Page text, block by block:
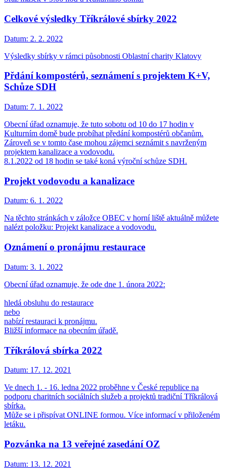
Celkové výsledky Tříkrálové sbírky 2022
Datum: 2. 2. 2022
Výsledky sbírky v rámci působnosti Oblastní charity Klatovy
Přdání kompostérů, seznámení s projektem K+V,
Schůze SDH
Datum: 7. 1. 2022
Obecní úřad oznamuje, že tuto sobotu od 10 do 17 hodin v
Kulturním domě bude probíhat předání kompostérů občanům.
Zároveň se v tomto čase mohou zájemci seznámit s navrženým
projektem kanalizace a vodovodu.
8.1.2022 od 18 hodin se také koná výroční schůze SDH.
Projekt vodovodu a kanalizace
Datum: 6. 1. 2022
Na těchto stránkách v záložce OBEC v horní liště aktuálně můžete
nalézt položku: Projekt kanalizace a vodovodu.
Oznámení o pronájmu restaurace
Datum: 3. 1. 2022
Obecní úřad oznamuje, že ode dne 1. února 2022:
hledá obsluhu do restaurace
nebo
nabízí restauraci k pronájmu.
Bližší informace na obecním úřadě.
Tříkrálová sbírka 2022
Datum: 17. 12. 2021
Ve dnech 1. - 16. ledna 2022 proběhne v České republice na
podporu charitních sociálních služeb a projektů tradiční Tříkrálová
sbírka.
Může se i přispívat ONLINE formou. Více informací v přiloženém
letáku.
Pozvánka na 13 veřejné zasedání OZ
Datum: 13. 12. 2021